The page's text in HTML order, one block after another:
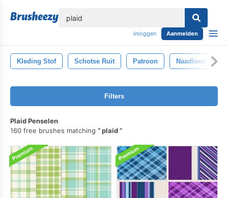
Inloggen Aanmelden
Kleding Stof Schotse Ruit Patroon Naadloos
Filters
Plaid Penselen
160 free brushes matching
plaid